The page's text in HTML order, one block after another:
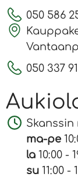
050 586
050 337
Skanssin
ma-pe
la 10:00 -
su 11:00 -